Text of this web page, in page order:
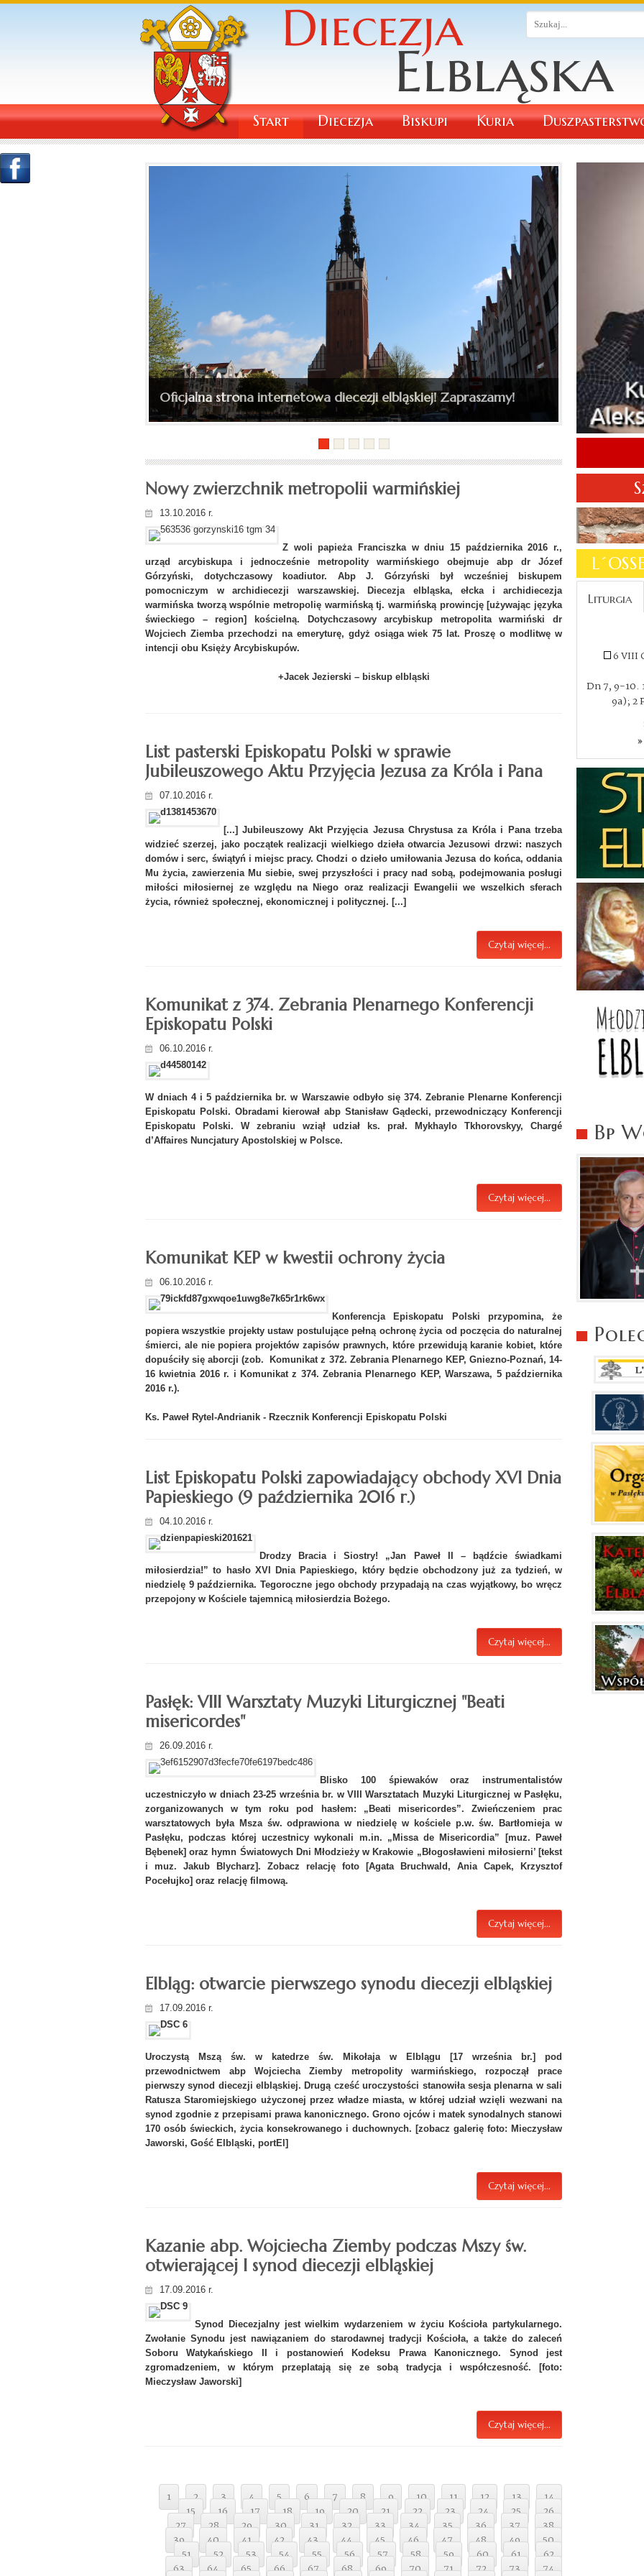
Start Diecezja Biskupi Kuria
Oficjalna strona internetowa diecezji elbląskiej! Zapraszamy!
Nowy zwierzchnik metropolii warmińskiej
13.10.2016 r.
Z woli papieża Franciszka w dniu 15 października 2016 r.,
urząd arcybiskupa i jednocześnie metropolity warmińskiego obejmuje abp dr Józef
Górzyński, dotychczasowy koadiutor. Abp J. Górzyński był wcześniej biskupem
pomocniczym w archidiecezji warszawskiej. Diecezja elbląska, ełcka i archidiecezja
warmińska tworzą wspólnie metropolię warmińską tj. warmińską prowincję [używając języka
świeckiego – region] kościelną. Dotychczasowy arcybiskup metropolita warmiński dr
Wojciech Ziemba przechodzi na emeryturę, gdyż osiąga wiek 75 lat. Proszę o modlitwę w
intencji obu Księży Arcybiskupów.
+Jacek Jezierski – biskup elbląski
List pasterski Episkopatu Polski w sprawie
Jubileuszowego Aktu Przyjęcia Jezusa za Króla i Pana
07.10.2016 r.
[...] Jubileuszowy Akt Przyjęcia Jezusa Chrystusa za Króla i Pana trzeba
widzieć szerzej, jako początek realizacji wielkiego dzieła otwarcia Jezusowi drzwi: naszych
domów i serc, świątyń i miejsc pracy. Chodzi o dzieło umiłowania Jezusa do końca, oddania
Mu życia, zawierzenia Mu siebie, swej przyszłości i pracy nad sobą, podejmowania posługi
miłości miłosiernej ze względu na Niego oraz realizacji Ewangelii we wszelkich sferach
życia, również społecznej, ekonomicznej i politycznej. [...]
Czytaj więcej...
Komunikat z 374. Zebrania Plenarnego Konferencji
Episkopatu Polski
06.10.2016 r.
W dniach 4 i 5 października br. w Warszawie odbyło się 374. Zebranie Plenarne Konferencji
Episkopatu Polski. Obradami kierował abp Stanisław Gądecki, przewodniczący Konferencji
Episkopatu Polski. W zebraniu wziął udział ks. prał. Mykhaylo Tkhorovskyy, Chargé
d’Affaires Nuncjatury Apostolskiej w Polsce.
Czytaj więcej...
Komunikat KEP w kwestii ochrony życia
06.10.2016 r.
Konferencja Episkopatu Polski przypomina, że
popiera wszystkie projekty ustaw postulujące pełną ochronę życia od poczęcia do naturalnej
śmierci, ale nie popiera projektów zapisów prawnych, które przewidują karanie kobiet, które
dopuściły się aborcji (zob. Komunikat z 372. Zebrania Plenarnego KEP, Gniezno-Poznań, 14-
16 kwietnia 2016 r. i Komunikat z 374. Zebrania Plenarnego KEP, Warszawa, 5 października
2016 r.).
Ks. Paweł Rytel-Andrianik - Rzecznik Konferencji Episkopatu Polski
List Episkopatu Polski zapowiadający obchody XVI Dnia
Papieskiego (9 października 2016 r.)
04.10.2016 r.
Drodzy Bracia i Siostry! „Jan Paweł II – bądźcie świadkami
miłosierdzia!” to hasło XVI Dnia Papieskiego, który będzie obchodzony już za tydzień, w
niedzielę 9 października. Tegoroczne jego obchody przypadają na czas wyjątkowy, bo wręcz
przepojony w Kościele tajemnicą miłosierdzia Bożego.
Czytaj więcej...
Pasłęk: VIII Warsztaty Muzyki Liturgicznej "Beati
misericordes"
26.09.2016 r.
Blisko 100 śpiewaków oraz instrumentalistów
uczestniczyło w dniach 23-25 września br. w VIII Warsztatach Muzyki Liturgicznej w Pasłęku,
zorganizowanych w tym roku pod hasłem: „Beati misericordes”. Zwieńczeniem prac
warsztatowych była Msza św. odprawiona w niedzielę w kościele p.w. św. Bartłomieja w
Pasłęku, podczas której uczestnicy wykonali m.in. „Missa de Misericordia” [muz. Paweł
Bębenek] oraz hymn Światowych Dni Młodzieży w Krakowie „Błogosławieni miłosierni’ [tekst
i muz. Jakub Blycharz]. Zobacz relację foto [Agata Bruchwald, Ania Capek, Krzysztof
Pocełujko] oraz relację filmową.
Czytaj więcej...
Elbląg: otwarcie pierwszego synodu diecezji elbląskiej
17.09.2016 r.
Uroczystą Mszą św. w katedrze św. Mikołaja w Elblągu [17 września br.] pod
przewodnictwem abp Wojciecha Ziemby metropolity warmińskiego, rozpoczął prace
pierwszy synod diecezji elbląskiej. Drugą cześć uroczystości stanowiła sesja plenarna w sali
Ratusza Staromiejskiego użyczonej przez władze miasta, w której udział wzięli wezwani na
synod zgodnie z przepisami prawa kanonicznego. Grono ojców i matek synodalnych stanowi
170 osób świeckich, życia konsekrowanego i duchownych. [zobacz galerię foto: Mieczysław
Jaworski, Gość Elbląski, portEl]
Czytaj więcej...
Kazanie abp. Wojciecha Ziemby podczas Mszy św.
otwierającej I synod diecezji elbląskiej
17.09.2016 r.
Synod Diecezjalny jest wielkim wydarzeniem w życiu Kościoła partykularnego.
Zwołanie Synodu jest nawiązaniem do starodawnej tradycji Kościoła, a także do zaleceń
Soboru Watykańskiego II i postanowień Kodeksu Prawa Kanonicznego. Synod jest
zgromadzeniem, w którym przeplatają się ze sobą tradycja i współczesność. [foto:
Mieczysław Jaworski]
Czytaj więcej...
1 2 3 4 5 6 7 8 9 10 11 12 13
14
15
16 17 18 19 20 21 22 23 24 25
26
27
28 29 30 31 32 33 34 35 36 37
38
39
40 41 42 43 44 45 46 47 48 49
50
51
52 53 54 55 56 57 58 59 60 61
62
63
64 65 66 67 68 69 70 71 72 73
74
Liturgia
6 VIII
Dn 7, 9-10.
9a); 2
Bp